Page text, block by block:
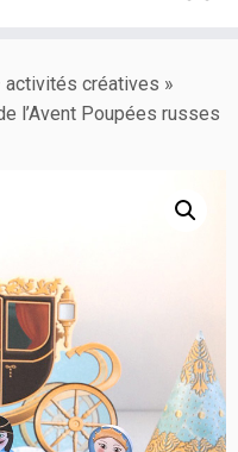
activités créatives »
l’Avent Poupées russes